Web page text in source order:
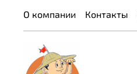
О компании Контакты